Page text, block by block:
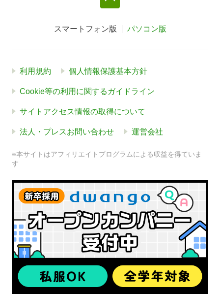
スマートフォン版 パソコン版
利用規約 個人情報保護基本方針
Cookie等の利用に関するガイドライン
サイトアクセス情報の取得について
法人・プレスお問い合わせ 運営会社
※本サイトはアフィリエイトプログラムによる収益を得ていま
す